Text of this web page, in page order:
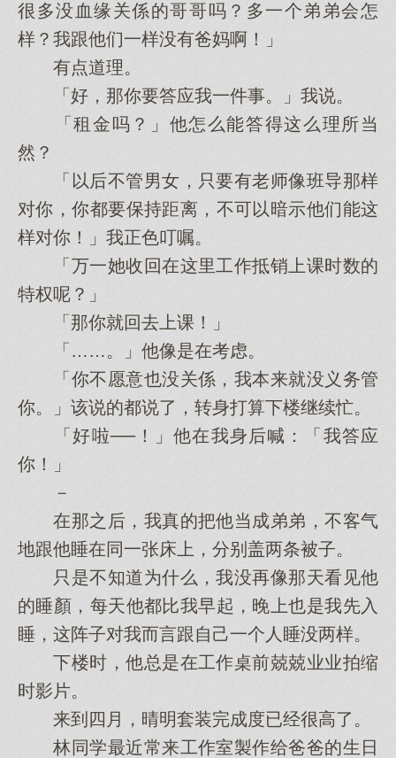
很多没血缘关係的哥哥吗？多一个弟弟会怎
样？我跟他们一样没有爸妈啊！」
有点道理。
「好，那你要答应我一件事。」我说。
「租金吗？」他怎么能答得这么理所当
然？
「以后不管男女，只要有老师像班导那样
对你，你都要保持距离，不可以暗示他们能这
样对你！」我正色叮嘱。
「万一她收回在这里工作抵销上课时数的
特权呢？」
「那你就回去上课！」
「……。」他像是在考虑。
「你不愿意也没关係，我本来就没义务管
你。」该说的都说了，转身打算下楼继续忙。
「好啦──！」他在我身后喊：「我答应
你！」
－
在那之后，我真的把他当成弟弟，不客气
地跟他睡在同一张床上，分别盖两条被子。
只是不知道为什么，我没再像那天看见他
的睡顏，每天他都比我早起，晚上也是我先入
睡，这阵子对我而言跟自己一个人睡没两样。
下楼时，他总是在工作桌前兢兢业业拍缩
时影片。
来到四月，晴明套装完成度已经很高了。
林同学最近常来工作室製作给爸爸的生日